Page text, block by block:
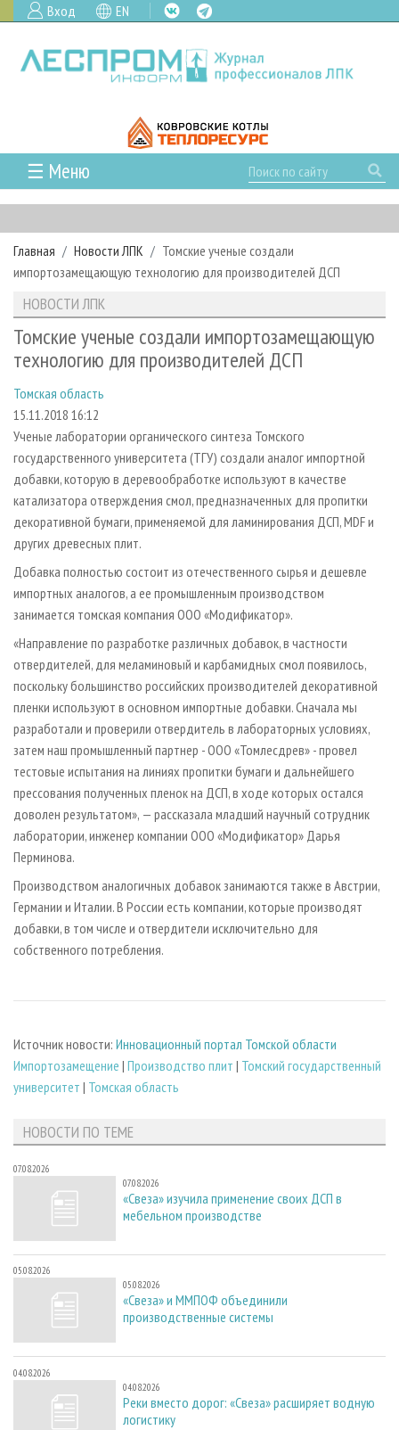
Вход EN
☰ Меню
ГЛАВНАЯ
РУБРИКИ И ТЕМЫ
РУБРИКИ ЖУРНАЛА
ЛЕСОЗАГОТОВКА
ЛЕСОПИЛЕНИЕ
СУШКА ДРЕВЕСИНЫ
ПРОИЗВОДСТВО ДРЕВЕСНЫХ ПЛИТ
ДЕРЕВЯННОЕ ДОМОСТРОЕНИЕ
ПРОИЗВОДСТВО МЕБЕЛИ
БИОЭНЕРГЕТИКА
ИНСТРУМЕНТ И МАТЕРИАЛЫ
НОВОСТИ
НОВОСТИ ЛПК
НОВОСТИ ЖУРНАЛА
ПРОЕКТЫ ЛПИ
АНАЛИТИКА
ПРЕДПРИЯТИЯ ЛПК
ПЕРСОНЫ
МОБИЛЬНЫЕ ВЫСТАВКИ
ОФИЦИАЛЬНЫЕ ДЕЛЕГАЦИИ
ПРИОРИТЕТНЫЕ ИНВЕСТПРОЕКТЫ
RUSSIAN FORESTRY REVIEW
БИБЛИОТЕКА СПЕЦИАЛИСТА
АРХИВ ЖУРНАЛОВ
СТАТЬИ
О ЖУРНАЛЕ
ПОДПИСКА
КОНТАКТЫ
РЕКЛАМОДАТЕЛЯМ
РЕКЛАМА
РЕКЛАМА НА САЙТЕ
Главная Новости ЛПК
Томские ученые создали
импортозамещающую технологию для производителей ДСП
НОВОСТИ ЛПК
Томские ученые создали импортозамещающую
технологию для производителей ДСП
Томская область
15.11.2018 16:12
Ученые лаборатории органического синтеза Томского
государственного университета (ТГУ) создали аналог импортной
добавки, которую в деревообработке используют в качестве
катализатора отверждения смол, предназначенных для пропитки
декоративной бумаги, применяемой для ламинирования ДСП, MDF и
других древесных плит.
Добавка полностью состоит из отечественного сырья и дешевле
импортных аналогов, а ее промышленным производством
занимается томская компания ООО «Модификатор».
«Направление по разработке различных добавок, в частности
отвердителей, для меламиновый и карбамидных смол появилось,
поскольку большинство российских производителей декоративной
пленки используют в основном импортные добавки. Сначала мы
разработали и проверили отвердитель в лабораторных условиях,
затем наш промышленный партнер - ООО «Томлесдрев» - провел
тестовые испытания на линиях пропитки бумаги и дальнейшего
прессования полученных пленок на ДСП, в ходе которых остался
доволен результатом», — рассказала младший научный сотрудник
лаборатории, инженер компании ООО «Модификатор» Дарья
Перминова.
Производством аналогичных добавок занимаются также в Австрии,
Германии и Италии. В России есть компании, которые производят
добавки, в том числе и отвердители исключительно для
собственного потребления.
Источник новости: Инновационный портал Томской области
Импортозамещение | Производство плит | Томский государственный
университет | Томская область
НОВОСТИ ПО ТЕМЕ
07.08.2026
07.08.2026
«Свеза» изучила применение своих ДСП в
мебельном производстве
05.08.2026
05.08.2026
«Свеза» и ММПОФ объединили
производственные системы
04.08.2026
04.08.2026
Реки вместо дорог: «Свеза» расширяет водную
логистику